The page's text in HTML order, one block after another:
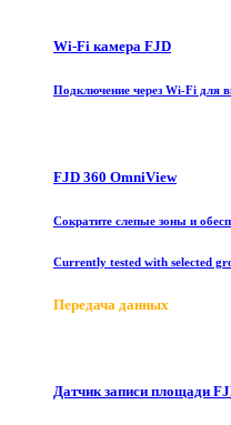
Wi-Fi камера FJD
Подключение через Wi-Fi для
FJD 360 OmniView
Сократите слепые зоны и
Currently tested with selected
Передача данных
Датчик записи площади